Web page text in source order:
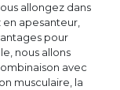
allongez dans
apesanteur,
pour
nous allons
avec
musculaire, la